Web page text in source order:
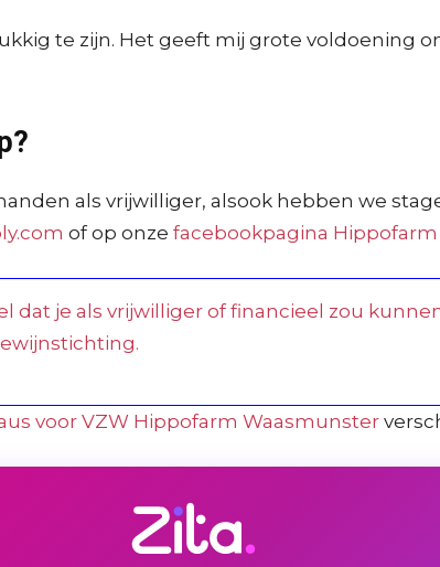
te zijn. Het geeft mij grote voldoening
als vrijwilliger, alsook hebben we
of op onze facebookpagina
dat je als vrijwilliger of financieel zou
voor VZW Hippofarm Waasmunster